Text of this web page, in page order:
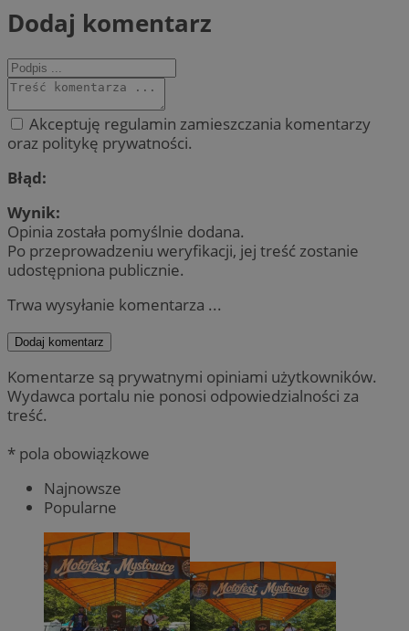
Dodaj komentarz
Akceptuję regulamin zamieszczania komentarzy
oraz politykę prywatności.
Błąd:
Wynik:
Opinia została pomyślnie dodana.
Po przeprowadzeniu weryfikacji, jej treść zostanie
udostępniona publicznie.
Trwa wysyłanie komentarza ...
Dodaj komentarz
Komentarze są prywatnymi opiniami użytkowników.
Wydawca portalu nie ponosi odpowiedzialności za
treść.
* pola obowiązkowe
Najnowsze
Popularne